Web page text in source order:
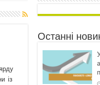
із
Останні